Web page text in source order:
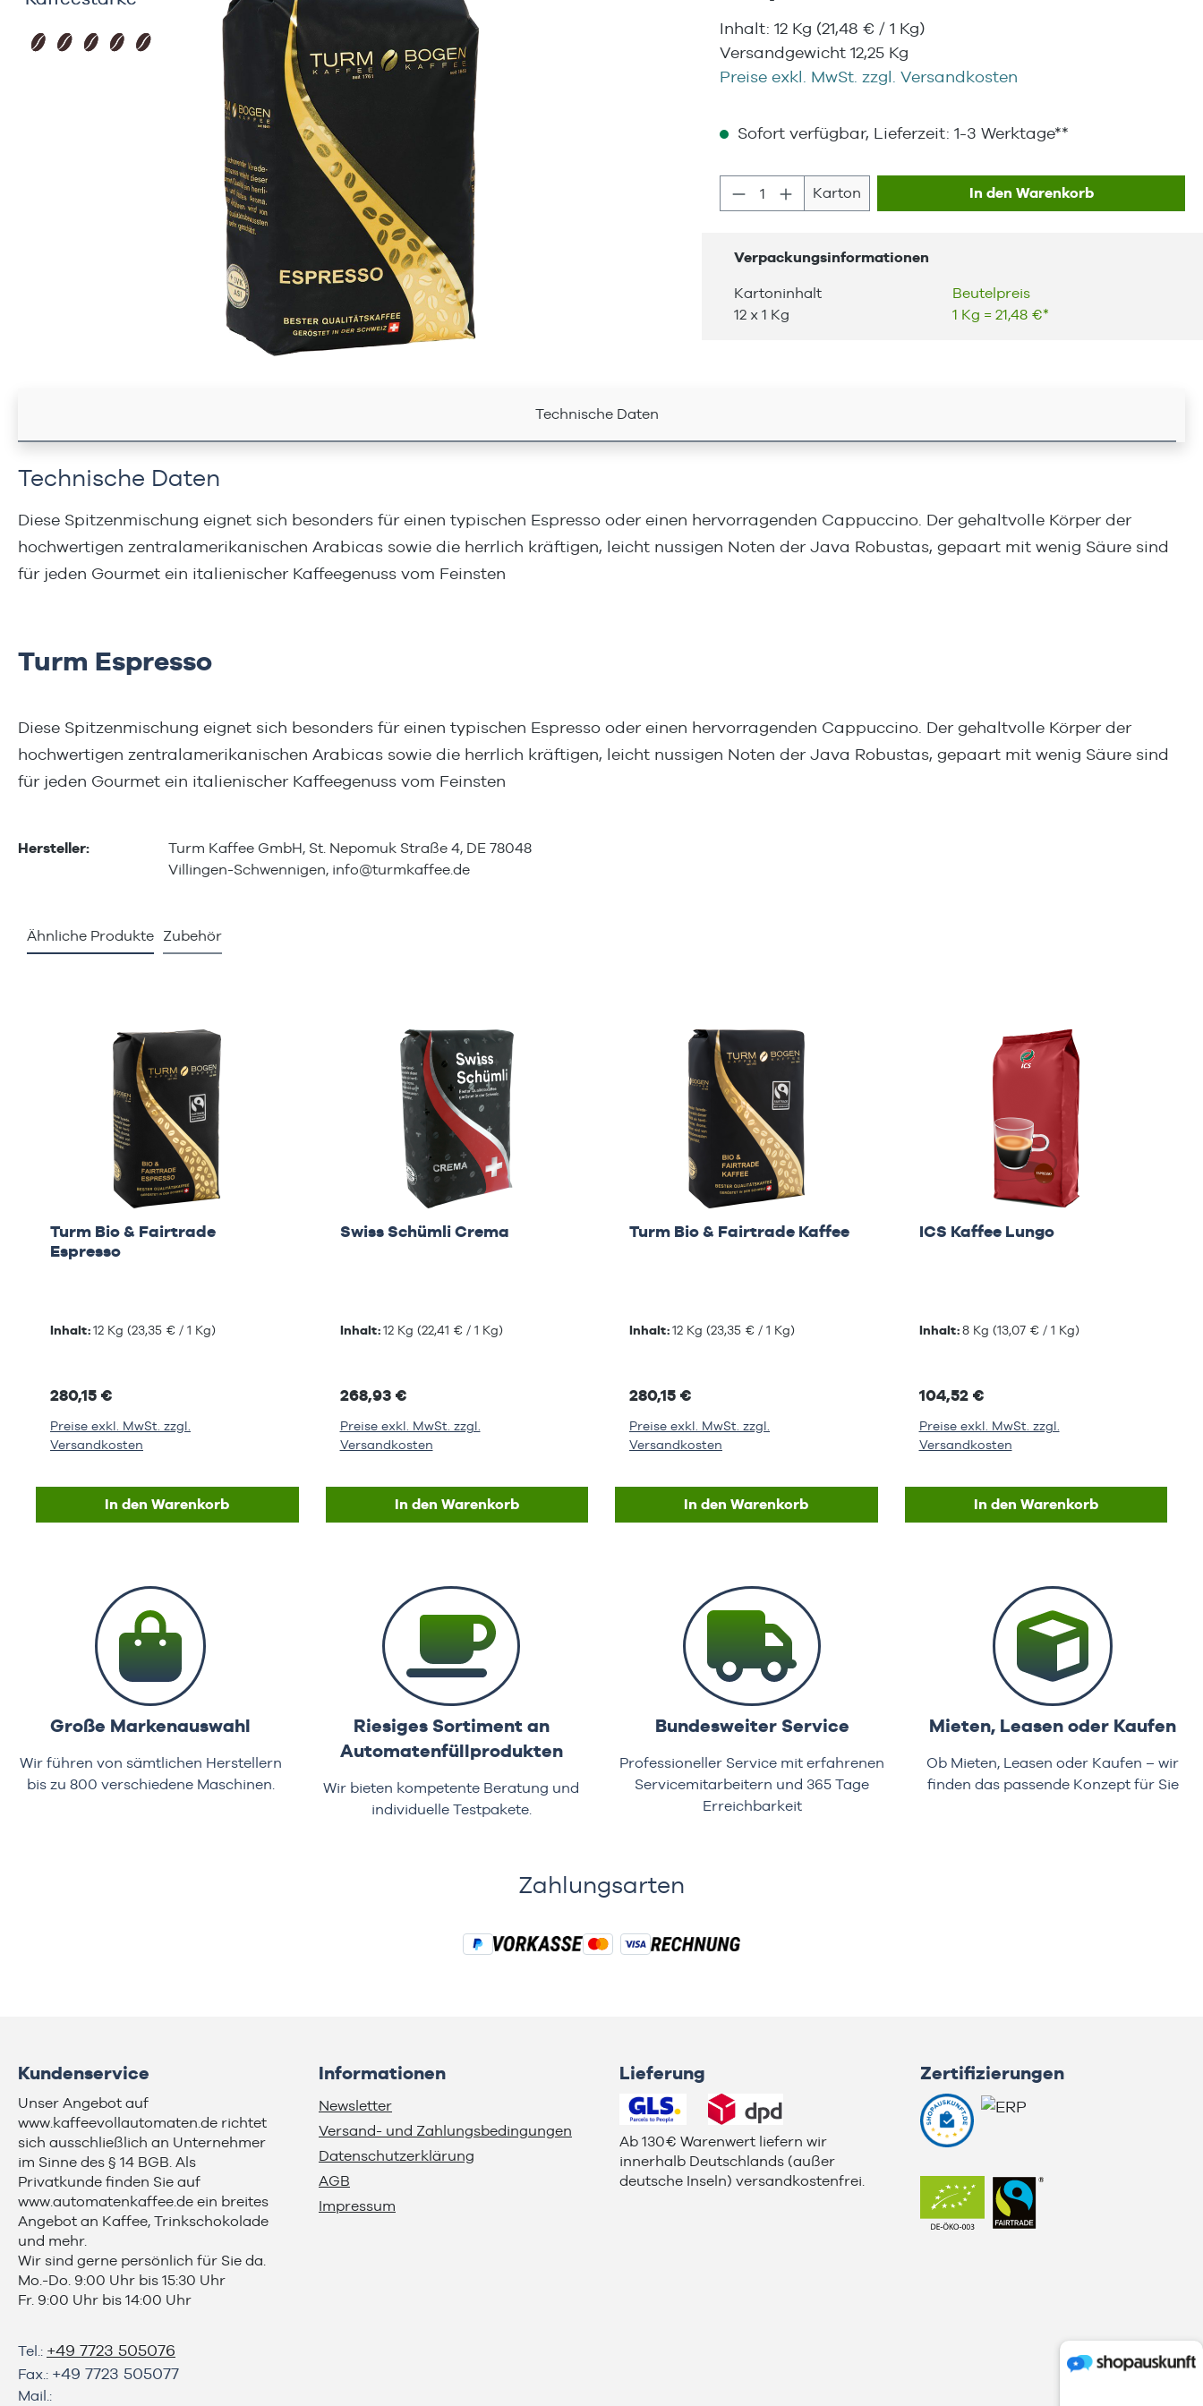
Inhalt: 12 Kg (21,48 € / 1 Kg)
Versandgewicht 12,25 Kg
Preise exkl. MwSt. zzgl. Versandkosten
Sofort verfügbar, Lieferzeit: 1-3 Werktage**
Produkt Anzahl: Gib den gewünschten Wert
Karton In den Warenkorb
Verpackungsinformationen
Kartoninhalt
12 x 1 Kg
Beutelpreis
1 Kg = 21,48 €*
Technische Daten
Technische Daten
Diese Spitzenmischung eignet sich besonders für einen typischen Espresso oder einen hervorragenden Cappuccino. Der gehaltvolle Körper der
hochwertigen zentralamerikanischen Arabicas sowie die herrlich kräftigen, leicht nussigen Noten der Java Robustas, gepaart mit wenig Säure sind
für jeden Gourmet ein italienischer Kaffeegenuss vom Feinsten
Turm Espresso
Diese Spitzenmischung eignet sich besonders für einen typischen Espresso oder einen hervorragenden Cappuccino. Der gehaltvolle Körper der
hochwertigen zentralamerikanischen Arabicas sowie die herrlich kräftigen, leicht nussigen Noten der Java Robustas, gepaart mit wenig Säure sind
für jeden Gourmet ein italienischer Kaffeegenuss vom Feinsten
Hersteller:
Turm Kaffee GmbH, St. Nepomuk Straße 4, DE 78048
Villingen-Schwennigen, info@turmkaffee.de
Ähnliche Produkte Zubehör
Turm Bio & Fairtrade
Espresso
Inhalt:12 Kg (23,35 € / 1 Kg)
280,15 €
Preise exkl. MwSt. zzgl.
Versandkosten
In den Warenkorb
Swiss Schümli Crema
Inhalt:12 Kg (22,41 € / 1 Kg)
268,93 €
Preise exkl. MwSt. zzgl.
Versandkosten
In den Warenkorb
Turm Bio & Fairtrade Kaffee
Inhalt:12 Kg (23,35 € / 1 Kg)
280,15 €
Preise exkl. MwSt. zzgl.
Versandkosten
In den Warenkorb
ICS Kaffee Lungo
Inhalt:8 Kg (13,07 € / 1 Kg)
104,52 €
Preise exkl. MwSt. zzgl.
Versandkosten
In den Warenkorb
Große Markenauswahl
Wir führen von sämtlichen Herstellern
bis zu 800 verschiedene Maschinen.
Riesiges Sortiment an
Automatenfüllprodukten
Wir bieten kompetente Beratung und
individuelle Testpakete.
Bundesweiter Service
Professioneller Service mit erfahrenen
Servicemitarbeitern und 365 Tage
Erreichbarkeit
Mieten, Leasen oder Kaufen
Ob Mieten, Leasen oder Kaufen – wir
finden das passende Konzept für Sie
Zahlungsarten
Kundenservice
Unser Angebot auf
www.kaffeevollautomaten.de richtet
sich ausschließlich an Unternehmer
im Sinne des § 14 BGB. Als
Privatkunde finden Sie auf
www.automatenkaffee.de ein breites
Angebot an Kaffee, Trinkschokolade
und mehr.
Wir sind gerne persönlich für Sie da.
Mo.-Do. 9:00 Uhr bis 15:30 Uhr
Fr. 9:00 Uhr bis 14:00 Uhr
Tel.: +49 7723 505076
Fax.: +49 7723 505077
Mail.:
Informationen
Newsletter
Versand- und Zahlungsbedingungen
Datenschutzerklärung
AGB
Impressum
Lieferung
Ab 130€ Warenwert liefern wir
innerhalb Deutschlands (außer
deutsche Inseln) versandkostenfrei.
Zertifizierungen